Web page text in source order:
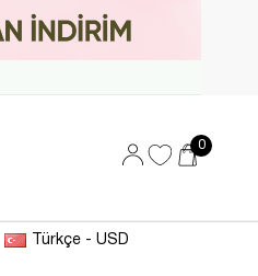
0
Türkçe - USD